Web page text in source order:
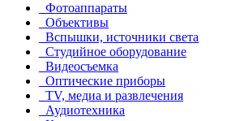
Фотоаппараты
Объективы
Вспышки, источники света
Студийное оборудование
Видеосъемка
Оптические приборы
TV, медиа и развлечения
Аудиотехника